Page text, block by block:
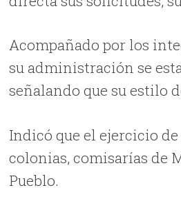
Acompañado por los
su administración se
señalando que su estilo
Indicó que el ejercicio
colonias, comisarías de
Pueblo.